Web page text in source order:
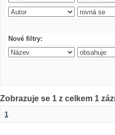
Nové filtry:
Zobrazuje se 1 z celkem 1
1